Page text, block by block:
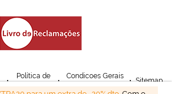
Política de
Cookies
Condicoes Gerais
de Venda
Sitemap